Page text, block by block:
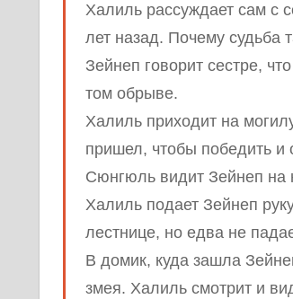
Халиль рассуждает сам с
лет назад. Почему судьба
Зейнеп говорит сестре,
том обрыве.
Халиль приходит на
пришел, чтобы победить и
Сюнгюль видит Зейнеп на
Халиль подает Зейнеп
лестнице, но едва не
В домик, куда зашла
змея. Халиль смотрит и